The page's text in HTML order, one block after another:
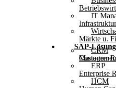
IT
Märkte u.
SAP-CRM
Customer Relationship
ERP
Enterprise
HCM